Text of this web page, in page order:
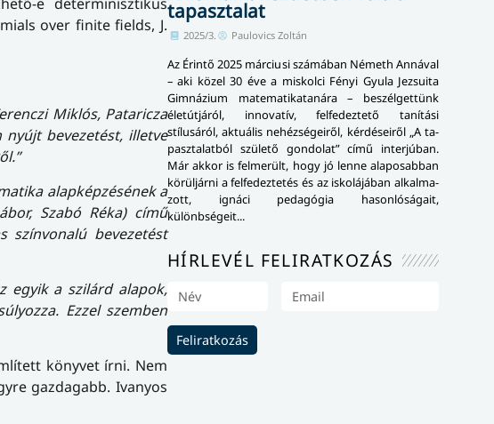
over finite fields, J.
Miklós, Pataricza
bevezetést, illetve
alapképzésének a
Szabó Réka) című
színvonalú bevezetést
egyik a szilárd alapok,
Ezzel szemben
könyvet írni. Nem
gazdagabb. Ivanyos
tapasztalat
2025/3. Paulovics Zoltán
Az Érintő 2025 márciusi számában Németh Annával
– aki közel 30 éve a miskolci Fényi Gyula Jezsuita
Gimnázium mate­ma­ti­ka­ta­ná­ra – beszélgettünk
élet­út­já­ról, innovatív, felfedeztető tanítási
stílusáról, aktuális nehézségeiről, kér­dé­se­i­ről „A ta­
pasz­ta­lat­ból születő gondolat” című interjúban.
Már akkor is felmerült, hogy jó lenne alaposabban
körüljárni a felfedeztetés és az iskolájában al­kal­ma­
zott, ignáci pedagógia ha­son­ló­sá­ga­it,
különbségeit...
HÍRLEVÉL FELIRATKOZÁS
Feliratkozás